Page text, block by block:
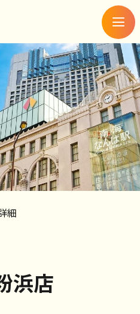
メ
ニ
ュ
ー
細
浜店